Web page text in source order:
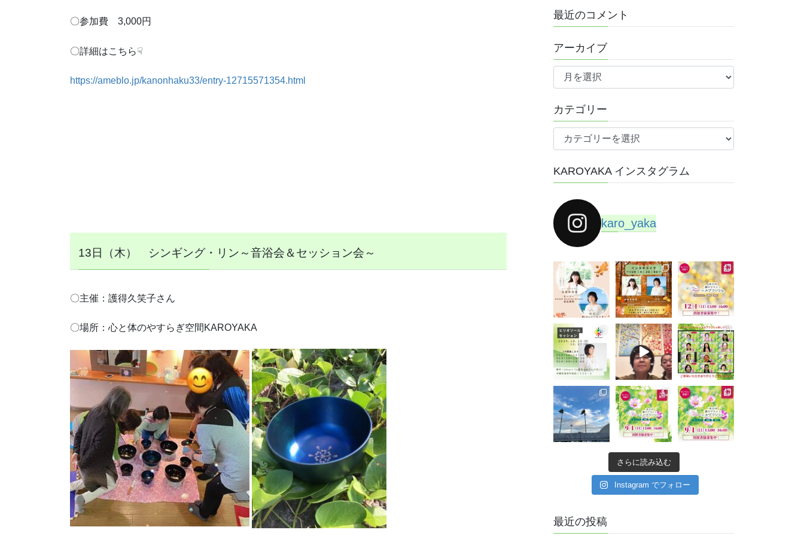
〇参加費 3,000円
〇詳細はこちら☟
https://ameblo.jp/kanonhaku33/entry-12715571354.html
13日（木） シンギング・リン～音浴会＆セッション会～
〇主催：護得久笑子さん
〇場所：心と体のやすらぎ空間KAROYAKA
最近のコメント
アーカイブ
ア
イ
ブ
カテゴリー
テ
リ
KAROYAKA インスタグラム
karo_yaka
さらに読み込む
Instagram でフォロー
最近の投稿